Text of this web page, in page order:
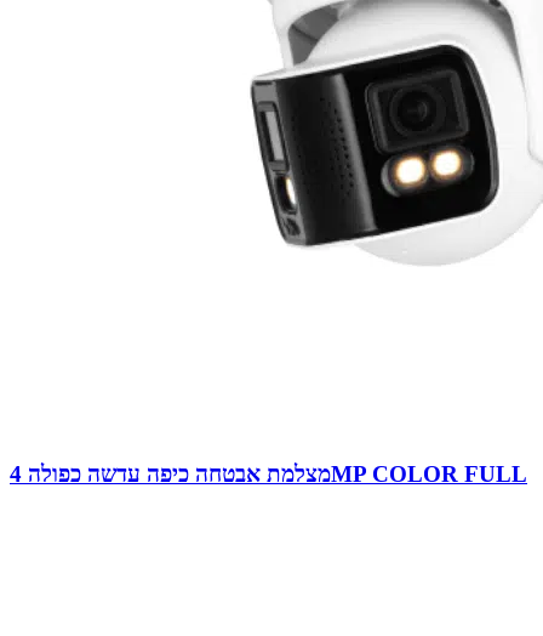
מצלמת אבטחה כיפה עדשה כפולה 4MP COLOR FULL